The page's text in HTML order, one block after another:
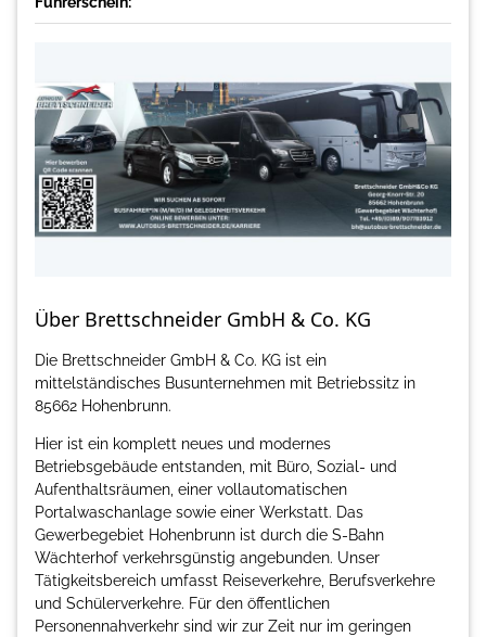
Über Brettschneider GmbH & Co. KG
Die Brettschneider GmbH & Co. KG ist ein
mittelständisches Busunternehmen mit Betriebssitz in
85662 Hohenbrunn.
Hier ist ein komplett neues und modernes
Betriebsgebäude entstanden, mit Büro, Sozial- und
Aufenthaltsräumen, einer vollautomatischen
Portalwaschanlage sowie einer Werkstatt. Das
Gewerbegebiet Hohenbrunn ist durch die S-Bahn
Wächterhof verkehrsgünstig angebunden. Unser
Tätigkeitsbereich umfasst Reiseverkehre, Berufsverkehre
und Schülerverkehre. Für den öffentlichen
Personennahverkehr sind wir zur Zeit nur im geringen